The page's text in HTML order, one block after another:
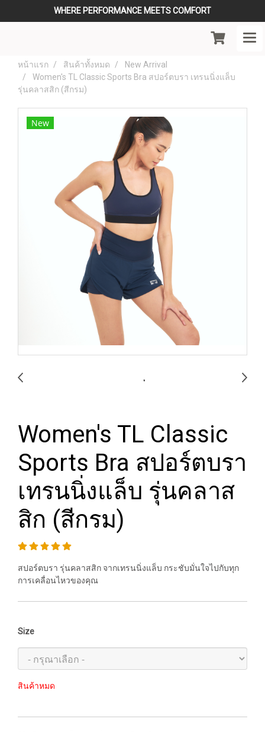
WHERE PERFORMANCE MEETS COMFORT
หน้าแรก สินค้าทั้งหมด
New Arrival
Women's TL Classic Sports Bra สปอร์ตบรา เทรนนิ่งแล็บ
รุ่นคลาสสิก (สีกรม)
New
Women's TL Classic
Sports Bra สปอร์ตบรา
เทรนนิ่งแล็บ รุ่นคลาส
สิก (สีกรม)
สปอร์ตบรา รุ่นคลาสสิก จากเทรนนิ่งแล็บ กระชับมั่นใจไปกับทุก
การเคลื่อนไหวของคุณ
Size
สินค้าหมด